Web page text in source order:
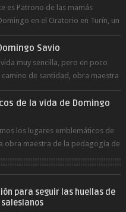
es Patrono de las mamás
en el Oratorio en Turín, un
Savio
muy sencilla, pero en poco
de santidad, obra maestra
de la vida de Domingo
los lugares emblemáticos de
obra maestra de la pedagogía de
para seguir las huellas de
salesianos